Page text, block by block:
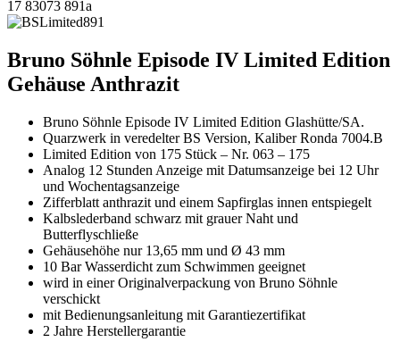
Bruno Söhnle Episode IV Limited Edition
Gehäuse Anthrazit
Bruno Söhnle Episode IV Limited Edition Glashütte/SA.
Quarzwerk in veredelter BS Version, Kaliber Ronda 7004.B
Limited Edition von 175 Stück – Nr. 063 – 175
Analog 12 Stunden Anzeige mit Datumsanzeige bei 12 Uhr
und Wochentagsanzeige
Zifferblatt anthrazit und einem Sapfirglas innen entspiegelt
Kalbslederband schwarz mit grauer Naht und
Butterflyschließe
Gehäusehöhe nur 13,65 mm und Ø 43 mm
10 Bar Wasserdicht zum Schwimmen geeignet
wird in einer Originalverpackung von Bruno Söhnle
verschickt
mit Bedienungsanleitung mit Garantiezertifikat
2 Jahre Herstellergarantie